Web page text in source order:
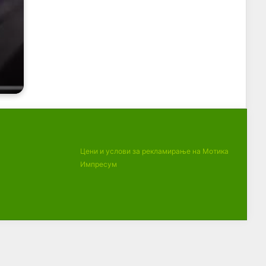
Цени и услови за рекламирање на Мотика
Импресум